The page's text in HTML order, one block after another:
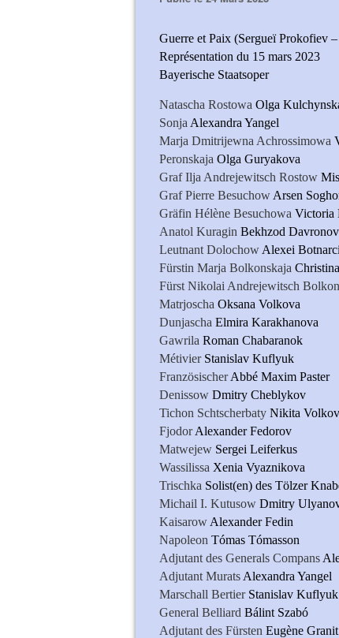
Guerre et Paix (Sergueï Prokofiev
Représentation du 15 mars 2023
Bayerische Staatsoper
Natascha Rostowa Olga
Sonja Alexandra Yangel
Marja Dmitrijewna Achrossimowa
Peronskaja Olga Guryakova
Graf Ilja Andrejewitsch Rostow
Graf Pierre Besuchow Arsen
Gräfin Hélène Besuchowa Victoria
Anatol Kuragin Bekhzod Davronov
Leutnant Dolochow Alexei
Fürstin Marja Bolkonskaja
Fürst Nikolai Andrejewitsch
Matrjoscha Oksana Volkova
Dunjascha Elmira Karakhanova
Gawrila Roman Chabaranok
Métivier Stanislav Kuflyuk
FranzösischerAbbé Maxim Paster
Denissow Dmitry Cheblykov
Tichon Schtscherbaty Nikita Volkov
FjodorAlexander Fedorov
Matwejew Sergei Leiferkus
Wassilissa Xenia Vyaznikova
Trischka Solist(en) des Tölzer
Michail I. Kutusow Dmitry
Kaisarow Alexander Fedin
Napoleon Tómas Tómasson
Adjutant des Generals Compans
Adjutant Murats Alexandra Yangel
Marschall BertierStanislav Kuflyuk
General Belliard Bálint Szabó
Adjutant des Fürsten Eugène